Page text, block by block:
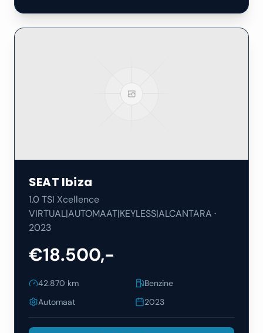
SEAT Ibiza
1.0 TSI Xcellence
VIRTUAL|AUTOMAAT|KEYLESS|ALCANTARA ·
2023
€18.500,-
42.870 km
Benzine
Automaat
2023